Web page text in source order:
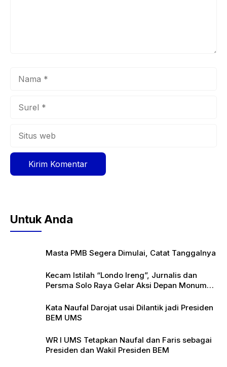
Untuk Anda
Masta PMB Segera Dimulai, Catat Tanggalnya
Kecam Istilah “Londo Ireng”, Jurnalis dan
Persma Solo Raya Gelar Aksi Depan Monumen
Kata Naufal Darojat usai Dilantik jadi Presiden
BEM UMS
WR I UMS Tetapkan Naufal dan Faris sebagai
Presiden dan Wakil Presiden BEM